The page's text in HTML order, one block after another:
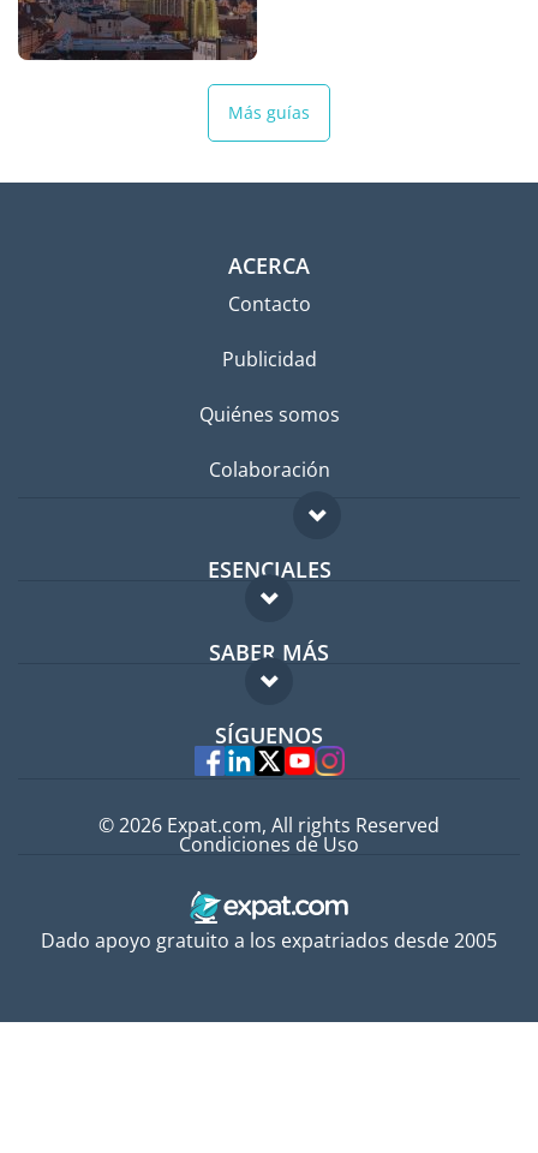
Más guías
ACERCA
Contacto
Publicidad
Quiénes somos
Colaboración
ESENCIALES
Foro para expatriados
Guía para expatriados
Trabajos en el extranjero
SABER MÁS
FAQ
Expertos
SÍGUENOS
Dado apoyo gratuito a los expatriados desde 2005
© 2026 Expat.com, All rights Reserved
Condiciones de Uso